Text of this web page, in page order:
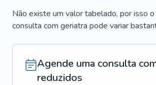
Não existe um valor tabelado, por isso
consulta com geriatra pode variar
Agende uma consulta
reduzidos